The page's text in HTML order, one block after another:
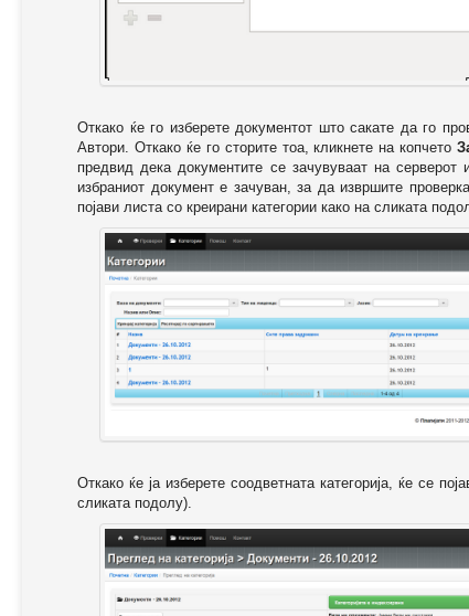
Откако ќе го изберете документот што сакате да го
Автори. Откако ќе го сторите тоа, кликнете на копчето
предвид дека документите се зачувуваат на
избраниот документ е зачуван, за да извршите
појави листа со креирани категории како на сликата
Откако ќе ја изберете соодветната категорија, ќе се
сликата подолу).